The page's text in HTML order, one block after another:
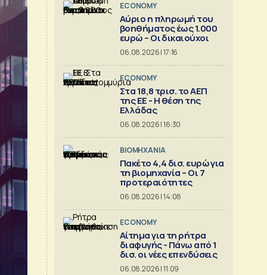
ECONOMY
Αύριο η πληρωμή του
βοηθήματος έως 1.000
ευρώ – Oι δικαιούχοι
06.08.2026 | 17:16
ECONOMY
Στα 18,8 τρισ. το ΑΕΠ
της ΕΕ - Η θέση της
Ελλάδας
06.08.2026 | 16:30
ΒΙΟΜΗΧΑΝΙΑ
Πακέτο 4,4 δισ. ευρώ για
τη βιομηχανία – Οι 7
προτεραιότητες
06.08.2026 | 14:08
ECONOMY
Αίτημα για τη ρήτρα
διαφυγής - Πάνω από 1
δισ. οι νέες επενδύσεις
06.08.2026 | 11:09